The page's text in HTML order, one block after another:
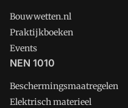
Bouwwetten.nl
Praktijkboeken
Events
NEN 1010
Beschermingsmaatregelen
Elektrisch materieel